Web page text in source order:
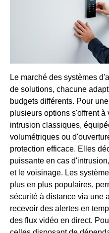
Le marché des systèmes
de solutions, chacune
budgets différents. Pour
plusieurs options s'offrent à
intrusion classiques,
volumétriques ou
protection efficace. Elles
puissante en cas
et le voisinage. Les
plus en plus populaires,
sécurité à distance via une
recevoir des alertes en
des flux vidéo en direct.